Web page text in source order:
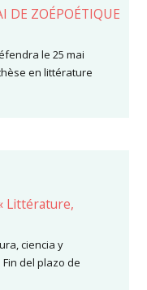
DE ZOÉPOÉTIQUE
le 25 mai
en littérature
Littérature,
ciencia y
del plazo de